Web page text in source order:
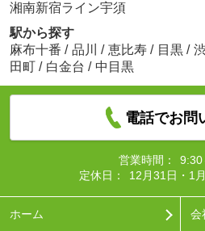
湘南新宿ライン宇須
駅から探す
麻布十番 / 品川 / 恵比寿 / 目黒 /
田町 / 白金台 / 中目黒
電話でお問
営業時間：
9:30
定休日：
12月31日・1
ホーム 会